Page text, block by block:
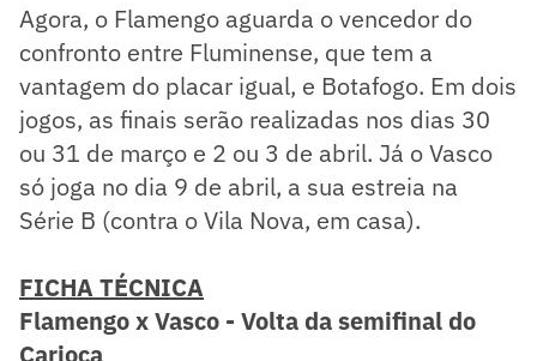
Agora, o Flamengo aguarda o vencedor do
confronto entre Fluminense, que tem a
vantagem do placar igual, e Botafogo. Em dois
jogos, as finais serão realizadas nos dias 30
ou 31 de março e 2 ou 3 de abril. Já o Vasco
só joga no dia 9 de abril, a sua estreia na
Série B (contra o Vila Nova, em casa).
FICHA TÉCNICA
Flamengo x Vasco - Volta da semifinal do
Carioca